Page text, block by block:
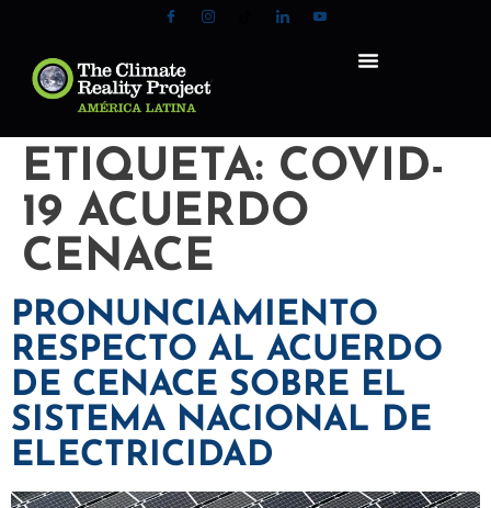
ETIQUETA: COVID-
19 ACUERDO
CENACE
PRONUNCIAMIENTO
RESPECTO AL ACUERDO
DE CENACE SOBRE EL
SISTEMA NACIONAL DE
ELECTRICIDAD